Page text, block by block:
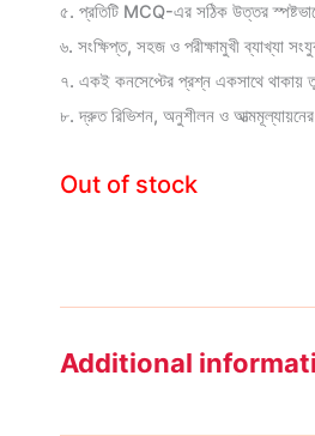
৫. প্রতিটি MCQ-এর সঠিক উত্তর
৬. সংক্ষিপ্ত, সহজ ও পরীক্ষামুখী ব্যাখ্যা
৭. একই কনসেপ্টের প্রশ্ন একসাথে থাকায়
৮. দ্রুত রিভিশন, অনুশীলন ও
Out of stock
Additional